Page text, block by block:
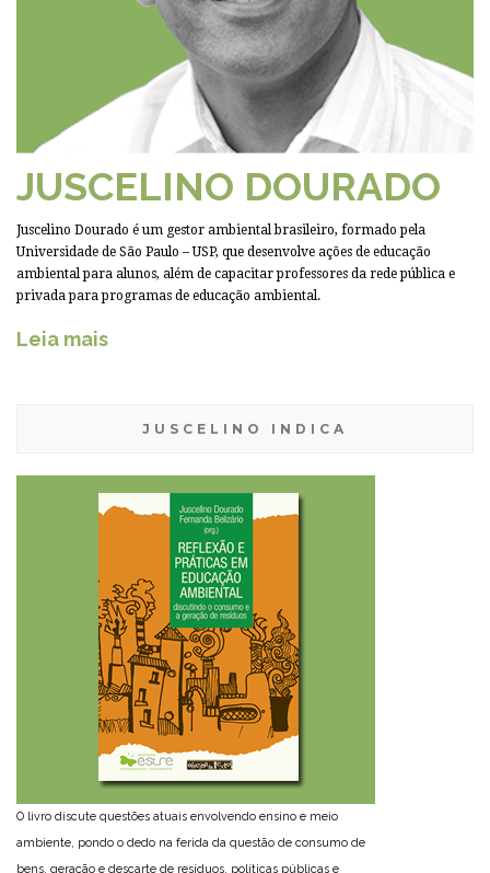
JUSCELINO DOURADO
Juscelino Dourado é um gestor ambiental brasileiro, formado pela
Universidade de São Paulo – USP, que desenvolve ações de educação
ambiental para alunos, além de capacitar professores da rede pública e
privada para programas de educação ambiental.
Leia mais
JUSCELINO INDICA
O livro discute questões atuais envolvendo ensino e meio
ambiente, pondo o dedo na ferida da questão de consumo de
bens, geração e descarte de resíduos, políticas públicas e